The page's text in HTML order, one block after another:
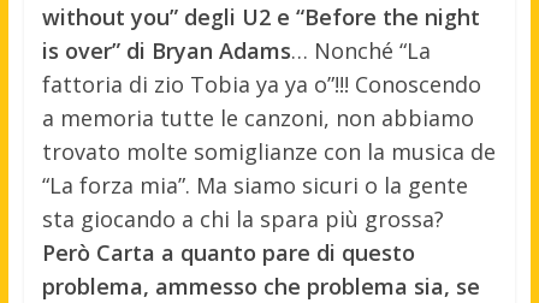
without you” degli U2 e “Before the night
is over” di Bryan Adams… Nonché “La
fattoria di zio Tobia ya ya o”!!! Conoscendo
a memoria tutte le canzoni, non abbiamo
trovato molte somiglianze con la musica de
“La forza mia”. Ma siamo sicuri o la gente
sta giocando a chi la spara più grossa?
Però Carta a quanto pare di questo
problema, ammesso che problema sia, se